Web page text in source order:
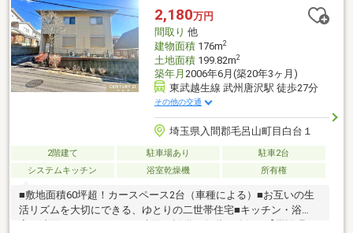
ェルジュ」と共に、不動産からファイナンスまでのワンストップ
サービスをご提供いたします。くわしくはお問い合わせください♪
2,180万円
間取り 他
建物面積176m2
土地面積199.82m2
築年月 2006年6月(築20年3ヶ月)
東武越生線 武州唐沢駅 徒歩27分
その他の交通
埼玉県入間郡毛呂山町目白台１
2階建て 駐車場あり
駐車2台
システムキッチン
浴室乾燥機 所有権
■敷地面積60坪超！カースペース2台（車種による）■お互いの生
活リズムを大切にできる、ゆとりの二世帯住宅■キッチン・浴